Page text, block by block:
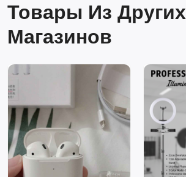
Товары Из Других
Магазинов